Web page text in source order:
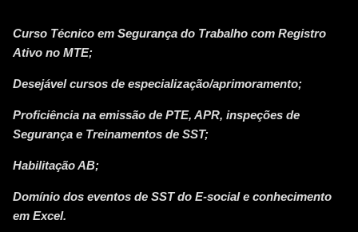
Curso Técnico em Segurança do Trabalho com Registro
Ativo no MTE;
Desejável cursos de especialização/aprimoramento;
Proficiência na emissão de PTE, APR, inspeções de
Segurança e Treinamentos de SST;
Habilitação AB;
Domínio dos eventos de SST do E-social e conhecimento
em Excel.